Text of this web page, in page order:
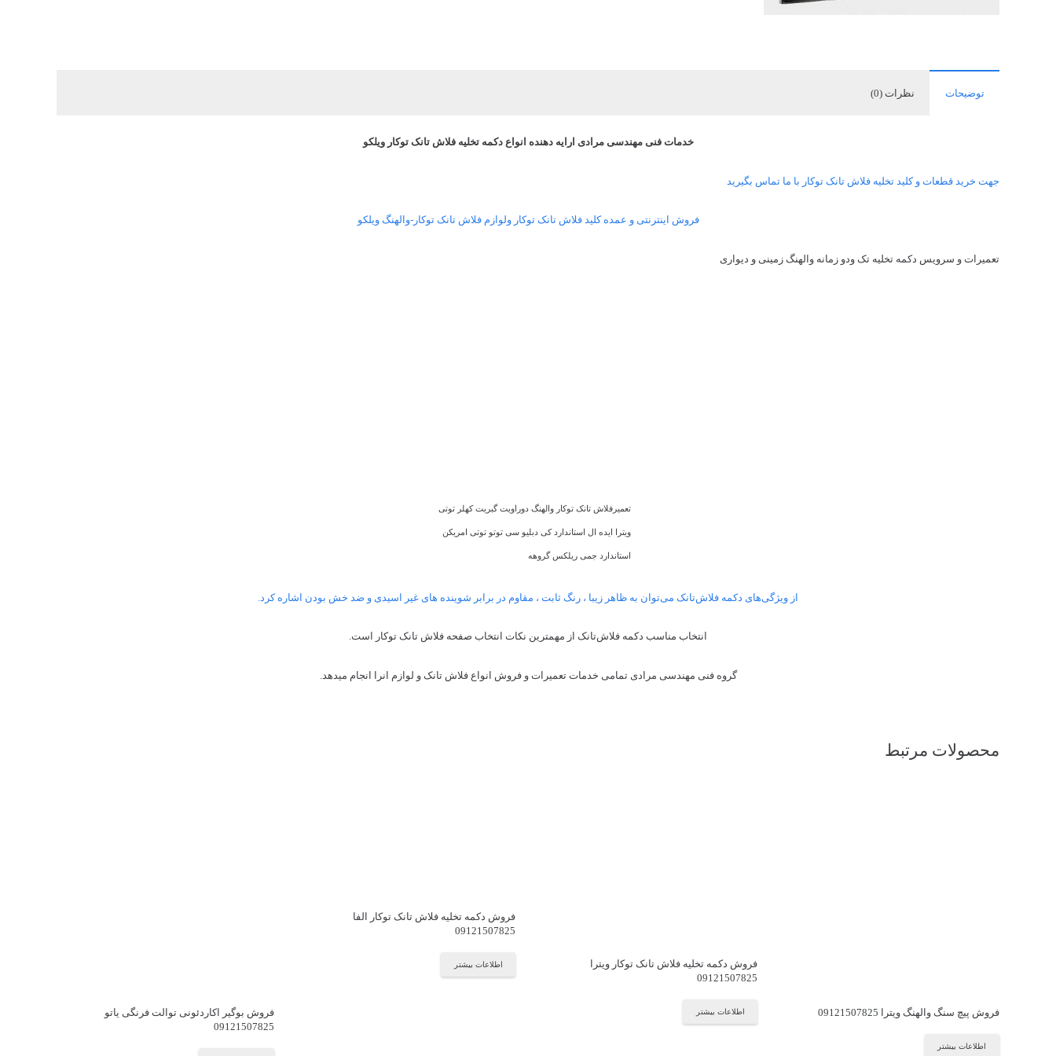
توضیحات نظرات (0)
خدمات فنی مهندسی مرادی ارایه دهنده انواع دکمه تخلیه فلاش تانک توکار ویلکو
جهت خرید قطعات و کلید تخلیه فلاش تانک توکار با ما تماس بگیرید
فروش اینترنتی و عمده کلید فلاش تانک توکار ولوازم فلاش تانک توکار-والهنگ ویلکو
تعمیرات و سرویس دکمه تخلیه تک ودو زمانه والهنگ زمینی و دیواری
تعمیرفلاش تانک توکار والهنگ دوراویت گبریت کهلر توتی
ویترا ایده ال استاندارد کی دبلیو سی توتو توتی امریکن
استاندارد جمی ریلکس گروهه
از ویژگی‌های دکمه فلاش‌تانک می‌توان به ظاهر زیبا ، رنگ ثابت ، مقاوم در برابر شوینده های غیر اسیدی و ضد خش بودن اشاره کرد.
انتخاب مناسب دکمه فلاش‌تانک از مهمترین نکات انتخاب صفحه فلاش ‌‌تانک توکار است.
گروه فنی مهندسی مرادی تمامی خدمات تعمیرات و فروش انواع فلاش تانک و لوازم انرا انجام میدهد.
محصولات مرتبط
فروش پیچ سنگ والهنگ ویترا 09121507825
اطلاعات بیشتر
فروش دکمه تخلیه فلاش تانک توکار ویترا
09121507825
اطلاعات بیشتر
فروش دکمه تخلیه فلاش تانک توکار الفا
09121507825
اطلاعات بیشتر
فروش بوگیر اکاردئونی توالت فرنگی یاتو
09121507825